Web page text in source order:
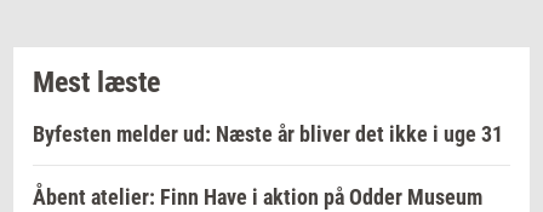
Mest læste
Byfesten melder ud: Næste år bliver det ikke i uge 31
Åbent atelier: Finn Have i aktion på Odder Museum